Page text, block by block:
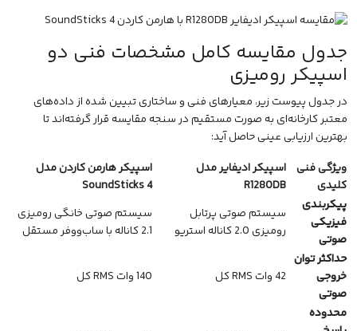
جدول مقایسه کامل مشخصات فنی دو
اسپیکر رومیزی
در جدول پیوست زیر، معیارهای فنی و ساختاری تبیین شده از داده‌های
معتبر کارخانه‌ای به صورت مستقیم در سنجه مقایسه قرار گرفته‌اند تا
بهترین ارزیابی عینی حاصل آید:
ویژگی فنی
کلیدی
اسپیکر ادیفایر مدل
R1280DB
اسپیکر هارمن کاردن مدل
SoundSticks 4
پیکربندی
فیزیکی
صوتی
سیستم صوتی پرتابل
رومیزی 2.0 کاناله استریو
سیستم صوتی خانگی رومیزی
2.1 کاناله با ساب‌ووفر مستقل
حداکثر توان
خروجی
صوتی
42 وات RMS کل 140 وات RMS کل
محدوده